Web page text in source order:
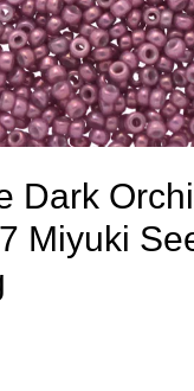
Dark
Miyuki